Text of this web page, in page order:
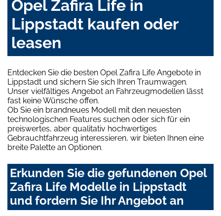
Opel Zafira Life in
Lippstadt kaufen oder
leasen
Entdecken Sie die besten Opel Zafira Life Angebote in
Lippstadt und sichern Sie sich Ihren Traumwagen.
Unser vielfältiges Angebot an Fahrzeugmodellen lässt
fast keine Wünsche offen.
Ob Sie ein brandneues Modell mit den neuesten
technologischen Features suchen oder sich für ein
preiswertes, aber qualitativ hochwertiges
Gebrauchtfahrzeug interessieren, wir bieten Ihnen eine
breite Palette an Optionen.
Erkunden Sie die gefundenen Opel
Zafira Life Modelle in Lippstadt
und fordern Sie Ihr Angebot an